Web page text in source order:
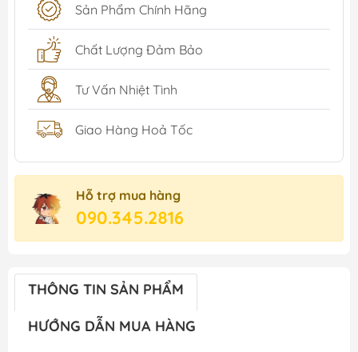
Sản Phẩm Chính Hãng
Chất Lượng Đảm Bảo
Tư Vấn Nhiệt Tình
Giao Hàng Hoả Tốc
Hỗ trợ mua hàng
090.345.2816
THÔNG TIN SẢN PHẨM
HƯỚNG DẪN MUA HÀNG